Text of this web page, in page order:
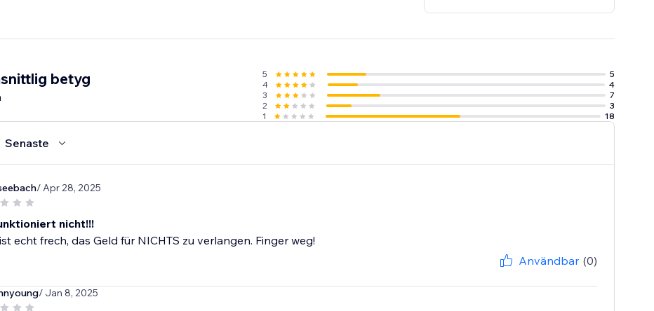
betyg 5
5
4
4
3
7
2
3
1
18
Senaste
/ Apr 28, 2025
nicht!!!
echt frech, das Geld für NICHTS zu verlangen. Finger weg!
Användbar (0)
/ Jan 8, 2025